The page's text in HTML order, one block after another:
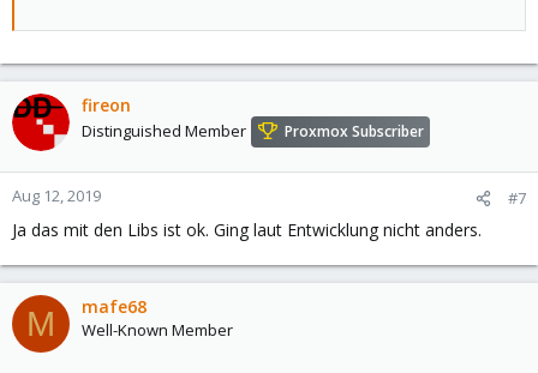
fireon
Distinguished Member Proxmox Subscriber
Aug 12, 2019 #7
Ja das mit den Libs ist ok. Ging laut Entwicklung nicht anders.
M mafe68
Well-Known Member